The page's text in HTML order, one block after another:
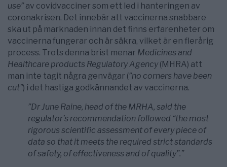
use”av covidvacciner som ett led i hanteringen av
coronakrisen. Det innebär att vaccinerna snabbare
ska ut på marknaden innan det finns erfarenheter om
vaccinerna fungerar och är säkra, vilket är en flerårig
process. Trots denna brist menar Medicines and
Healthcare products Regulatory Agency(MHRA) att
man inte tagit några genvägar (”no corners have been
cut”) i det hastiga godkännandet av vaccinerna.
”Dr June Raine, head of the MRHA, said the
regulator’s recommendation followed “the most
rigorous scientific assessment of every piece of
data so that it meets the required strict standards
of safety, of effectiveness and of quality”.”